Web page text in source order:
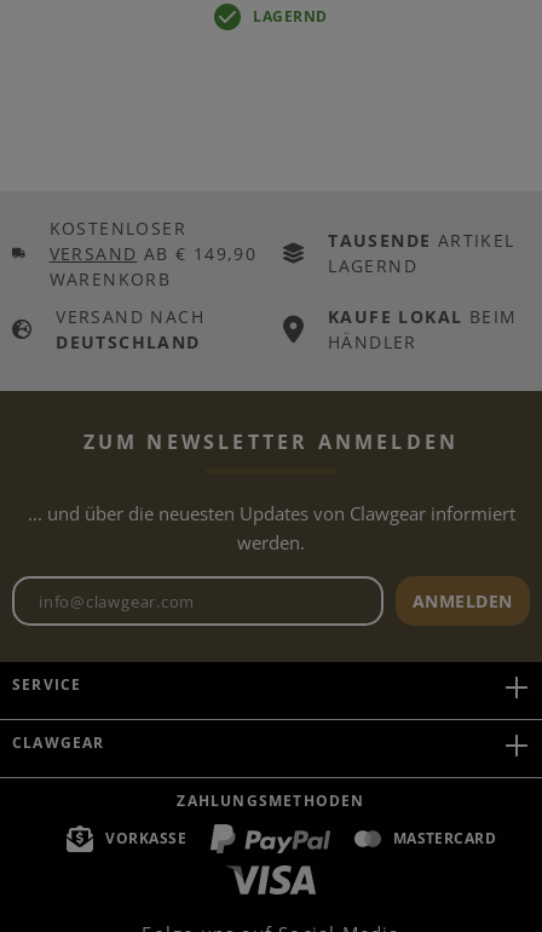
LAGERND
KOSTENLOSER
VERSAND AB € 149,90
WARENKORB
TAUSENDE ARTIKEL
LAGERND
VERSAND NACH
DEUTSCHLAND
KAUFE LOKAL BEIM
HÄNDLER
ZUM NEWSLETTER ANMELDEN
... und über die neuesten Updates von Clawgear informiert
werden.
Newsletter E-Mail-Adresse
ANMELDEN
SERVICE
CLAWGEAR
ZAHLUNGSMETHODEN
VORKASSE
MASTERCARD